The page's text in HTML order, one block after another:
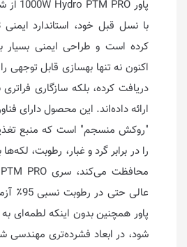
کرده است و طراحی ایمنی بسیار
اکنون نه تنها بهسازی قابل توجهی
دریافت کرده، بلکه سازگاری
"روکش منسجم" است که منبع
را در برابر گرد و غبار، رطوبت،
عالی
پاور همچنین بدون اینکه لطمه‌ای به
شود، در ابعاد فشرده‌تری مهندسی